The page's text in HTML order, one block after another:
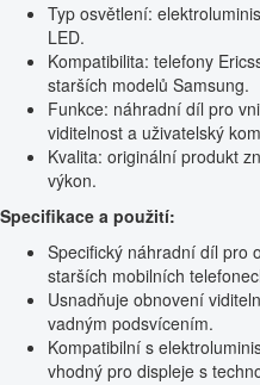
Typ osvětlení:
LED.
Kompatibilita: telefony
starších modelů Samsung.
Funkce: náhradní díl pro
viditelnost a uživatelský
Kvalita: originální produkt
výkon.
Specifikace a použití:
Specifický náhradní díl pro
starších mobilních
Usnadňuje obnovení
vadným podsvícením.
Kompatibilní s
vhodný pro displeje s